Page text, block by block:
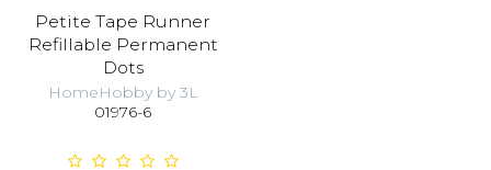
Petite Tape Runner
Refillable Permanent
Dots
HomeHobby by 3L
01976-6